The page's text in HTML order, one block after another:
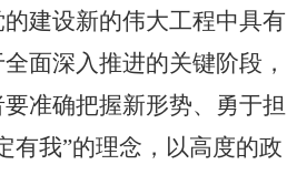
建设新的伟大工程中具有
面深入推进的关键阶段，
准确把握新形势、勇于担
有我”的理念，以高度的政